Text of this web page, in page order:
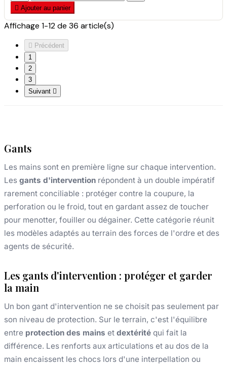
Gants
Les mains sont en première ligne sur chaque intervention.
Les gants d'intervention répondent à un double impératif
rarement conciliable : protéger contre la coupure, la
perforation ou le froid, tout en gardant assez de toucher
pour menotter, fouiller ou dégainer. Cette catégorie réunit
les modèles adaptés au terrain des forces de l'ordre et des
agents de sécurité.
Les gants d'intervention : protéger et garder
la main
Un bon gant d'intervention ne se choisit pas seulement par
son niveau de protection. Sur le terrain, c'est l'équilibre
entre protection des mains et dextérité qui fait la
différence. Les renforts aux articulations et au dos de la
main encaissent les chocs lors d'une interpellation ou
 Ajouter au panier
Affichage 1-12 de 36 article(s)
 Précédent
1
2
3
Suivant 